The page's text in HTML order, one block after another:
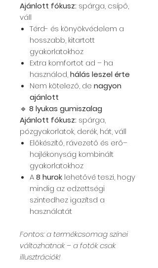
Ajánlott fókusz: spárga, csípő,
váll
Térd- és könyökvédelem a
hosszabb, kitartott
gyakorlatokhoz
Extra komfortot ad – ha
használod,hálás leszel érte
Nem kötelező, de nagyon
ajánlott
🔹 8 lyukas gumiszalag
Ajánlott fókusz: spárga,
pózgyakorlatok, derék, hát, váll
Előkészítő, rávezető és erő–
hajlékonyság kombinált
gyakorlatokhoz
A8 hurok lehetővé teszi, hogy
mindig az edzettségi
szintedhez igazítsd a
használatát
Fontos: a termékcsomag színei
változhatnak – a fotók csak
illusztrációk!